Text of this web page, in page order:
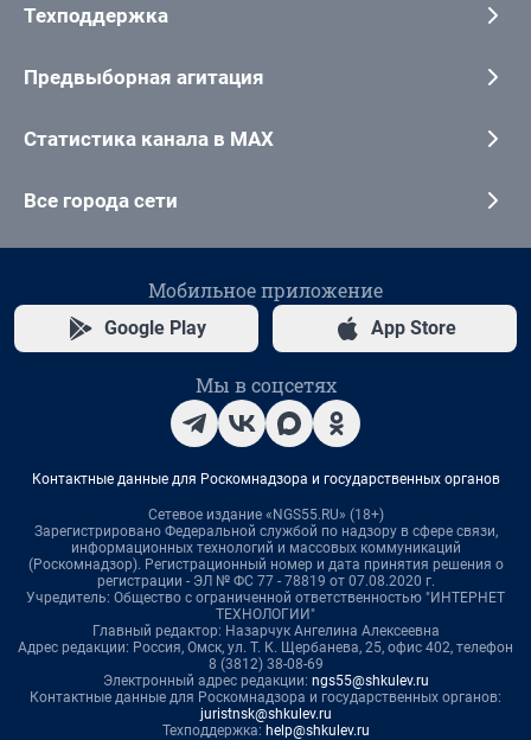
Техподдержка
Предвыборная агитация
Статистика канала в MAX
Все города сети
Мобильное приложение
Google Play App Store
Мы в соцсетях
Контактные данные для Роскомнадзора и государственных органов
Сетевое издание «NGS55.RU» (18+)
Зарегистрировано Федеральной службой по надзору в сфере связи,
информационных технологий и массовых коммуникаций
(Роскомнадзор). Регистрационный номер и дата принятия решения о
регистрации - ЭЛ № ФС 77 - 78819 от 07.08.2020 г.
Учредитель: Общество с ограниченной ответственностью "ИНТЕРНЕТ
ТЕХНОЛОГИИ"
Главный редактор: Назарчук Ангелина Алексеевна
Адрес редакции: Россия, Омск, ул. Т. К. Щербанева, 25, офис 402, телефон
8 (3812) 38-08-69
Электронный адрес редакции: ngs55@shkulev.ru
Контактные данные для Роскомнадзора и государственных органов:
juristnsk@shkulev.ru
Техподдержка: help@shkulev.ru